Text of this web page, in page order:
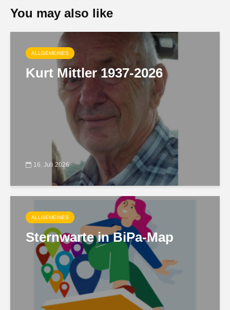
You may also like
ALLGEMEINES
Kurt Mittler 1937-2026
16. Juli 2026
ALLGEMEINES
Sternwarte in BiPa-Map